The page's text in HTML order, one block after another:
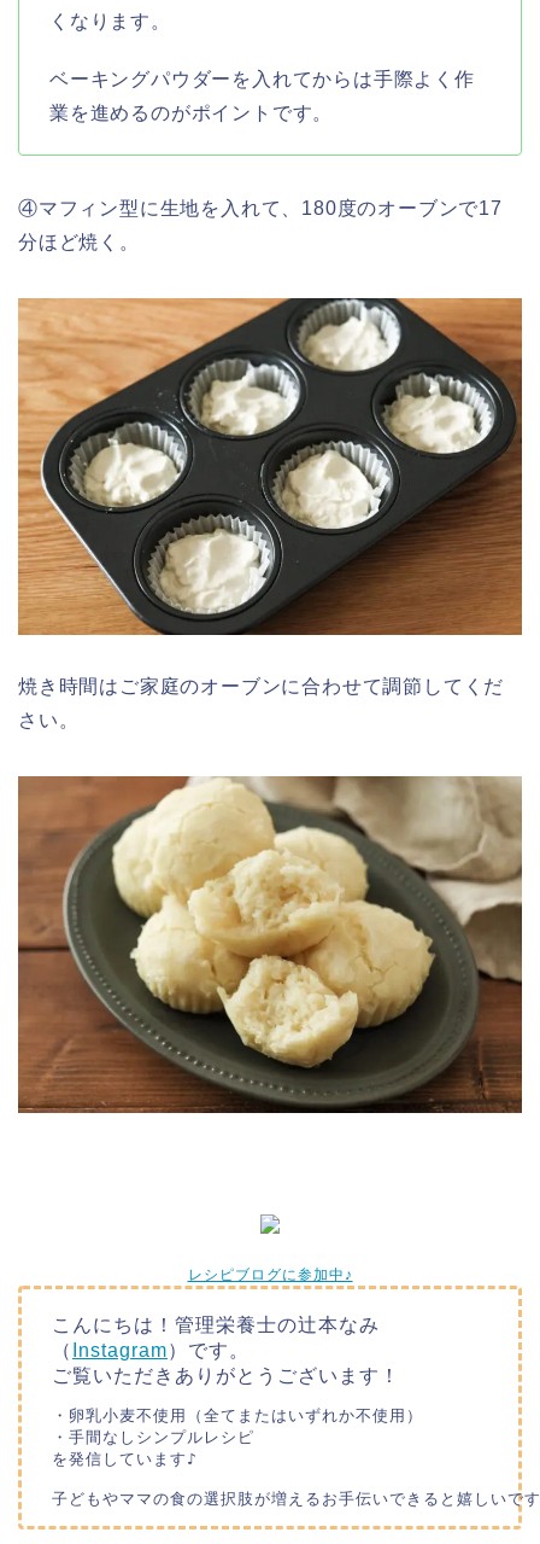
くなります。
ベーキングパウダーを入れてからは手際よく作
業を進めるのがポイントです。
④マフィン型に生地を入れて、180度のオーブンで17
分ほど焼く。
焼き時間はご家庭のオーブンに合わせて調節してくだ
さい。
レシピブログに参加中♪
こんにちは！管理栄養士の辻本なみ
（ Instagram）です。
ご覧いただきありがとうございます！
・卵乳小麦不使用（全てまたはいずれか不使用）
・手間なしシンプルレシピ
を発信しています♪
子どもやママの食の選択肢が増えるお手伝いできると嬉しいで